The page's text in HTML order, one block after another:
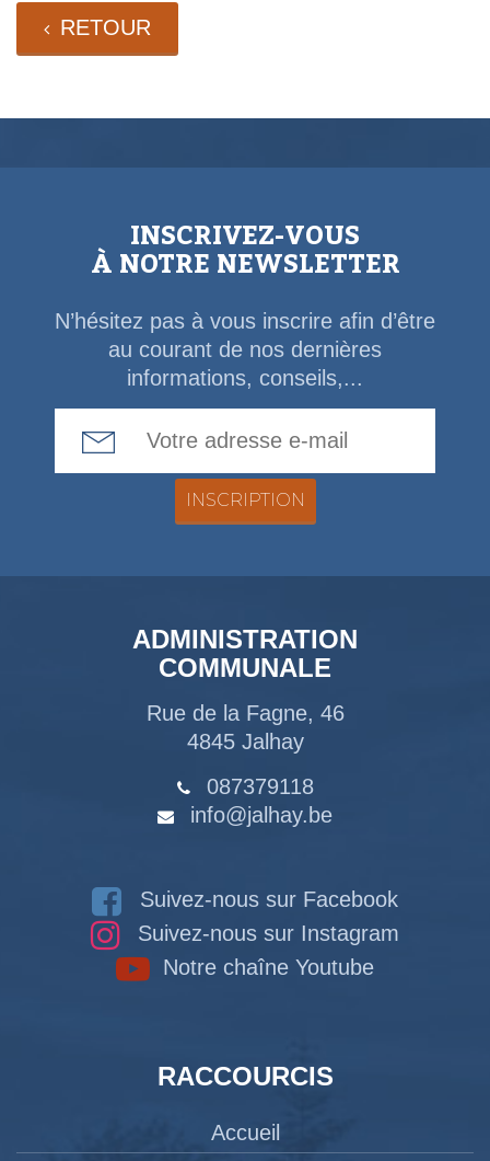
RETOUR
INSCRIVEZ-VOUS
À NOTRE NEWSLETTER
N’hésitez pas à vous inscrire afin d’être
au courant de nos dernières
informations, conseils,...
ADMINISTRATION
COMMUNALE
Rue de la Fagne, 46
4845 Jalhay
087379118
info@jalhay.be
Suivez-nous sur Facebook
Suivez-nous sur Instagram
Notre chaîne Youtube
RACCOURCIS
Accueil